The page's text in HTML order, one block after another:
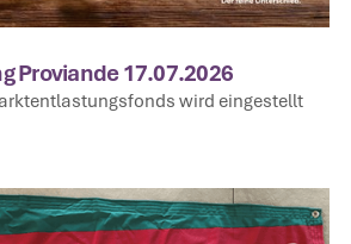
Proviande 17.07.2026
wird eingestellt